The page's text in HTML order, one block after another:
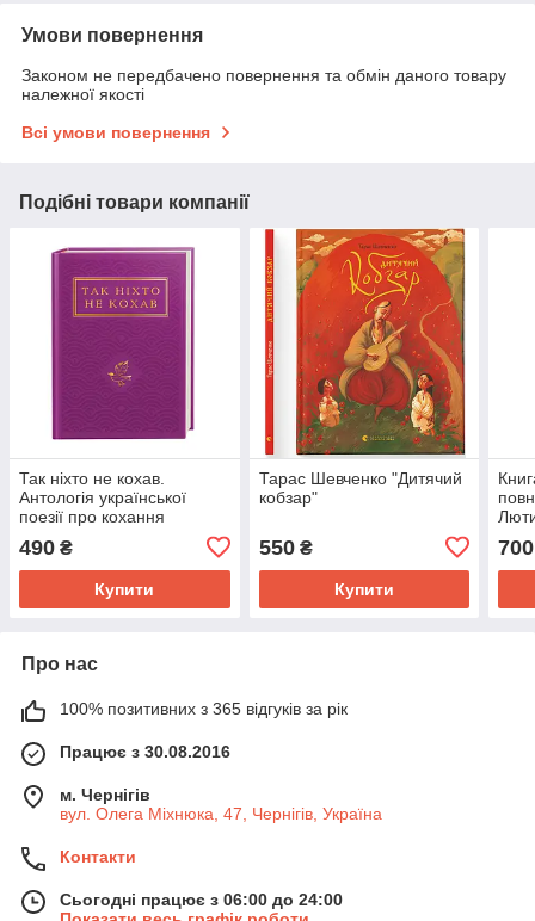
Умови повернення
Законом не передбачено повернення та обмін даного товару
належної якості
Всі умови повернення
Подібні товари компанії
Так ніхто не кохав.
Антологія української
поезії про кохання
490 ₴
Купити
Тарас Шевченко "Дитячий
кобзар"
550₴
Купити
700
Про нас
100% позитивних з 365 відгуків за рік
Працює з 30.08.2016
м. Чернігів
вул. Олега Міхнюка, 47, Чернігів, Україна
Контакти
Сьогодні працює з 06:00 до 24:00